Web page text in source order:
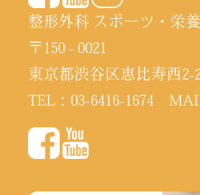
整形外科 スポーツ・栄
〒150 - 0021
東京都渋谷区恵比寿西2-
TEL：03-6416-1674